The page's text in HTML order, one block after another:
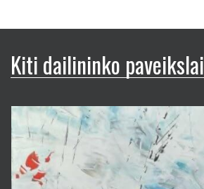
Kiti dailininko paveikslai